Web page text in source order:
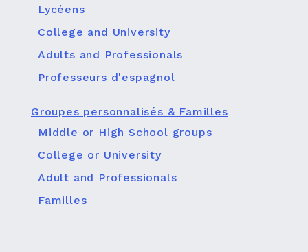
Lycéens
College and University
Adults and Professionals
Professeurs d'espagnol
Groupes personnalisés & Familles
Middle or High School groups
College or University
Adult and Professionals
Familles